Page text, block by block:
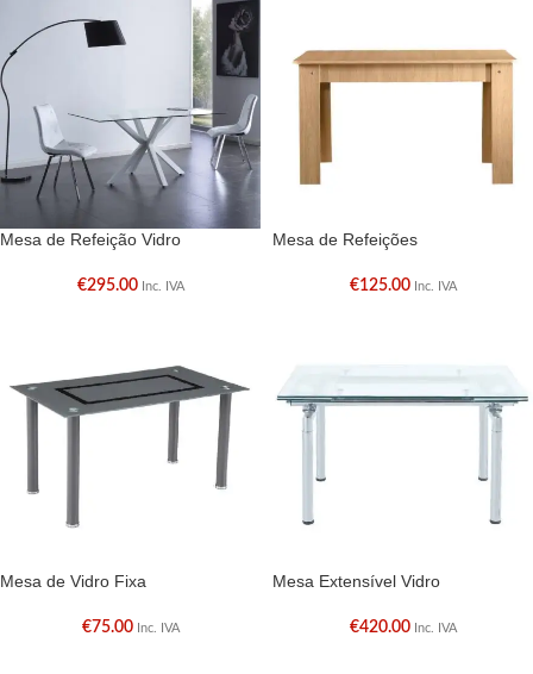
Mesa de Refeição Vidro
€295.00 Inc. IVA
Mesa de Refeições
€125.00 Inc. IVA
Mesa de Vidro Fixa
€75.00 Inc. IVA
Mesa Extensível Vidro
€420.00 Inc. IVA